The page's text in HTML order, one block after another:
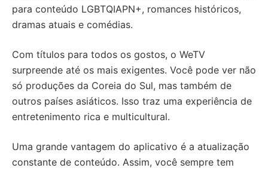
para conteúdo LGBTQIAPN+, romances históricos,
dramas atuais e comédias.
Com títulos para todos os gostos, o WeTV
surpreende até os mais exigentes. Você pode ver não
só produções da Coreia do Sul, mas também de
outros países asiáticos. Isso traz uma experiência de
entretenimento rica e multicultural.
Uma grande vantagem do aplicativo é a atualização
constante de conteúdo. Assim, você sempre tem